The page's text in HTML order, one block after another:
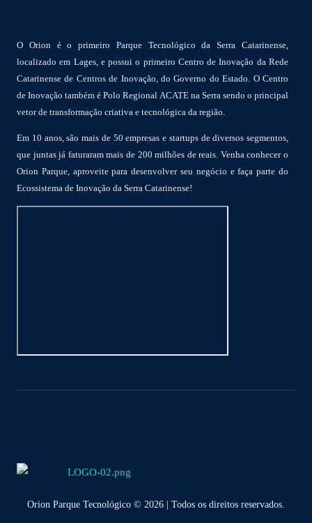
O Orion é o primeiro Parque Tecnológico da Serra Catarinense,
localizado em Lages, e possui o primeiro Centro de Inovação da Rede
Catarinense de Centros de Inovação, do Governo do Estado. O Centro
de Inovação também é Polo Regional ACATE na Serra sendo o principal
vetor de transformação criativa e tecnológica da região.
Em 10 anos, são mais de 50 empresas e startups de diversos segmentos,
que juntas já faturaram mais de 200 milhões de reais. Venha conhecer o
Orion Parque, aproveite para desenvolver seu negócio e faça parte do
Ecossistema de Inovação da Serra Catarinense!
Orion Parque Tecnológico © 2026 | Todos os direitos reservados.